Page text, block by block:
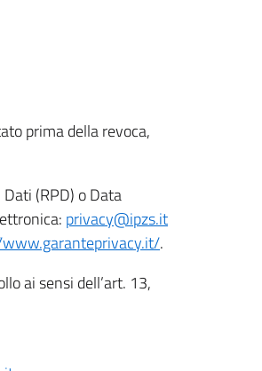
prima della revoca,
(RPD) o Data
privacy@ipzs.it
.
ai sensi dell’art. 13,